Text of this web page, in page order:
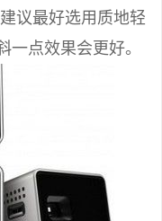
议最好选用质地轻
一点效果会更好。